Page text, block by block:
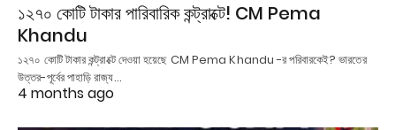
১২৭০ কোটি টাকার পারিবারিক কন্ট্রাক্টে! CM Pema
Khandu
১২৭০ কোটি টাকার কন্ট্রাক্টে দেওয়া হয়েছে CM Pema Khandu -র পরিবারকেই? ভারতের
উত্তর-পূর্বের পাহাড়ি রাজ্য…
4 months ago